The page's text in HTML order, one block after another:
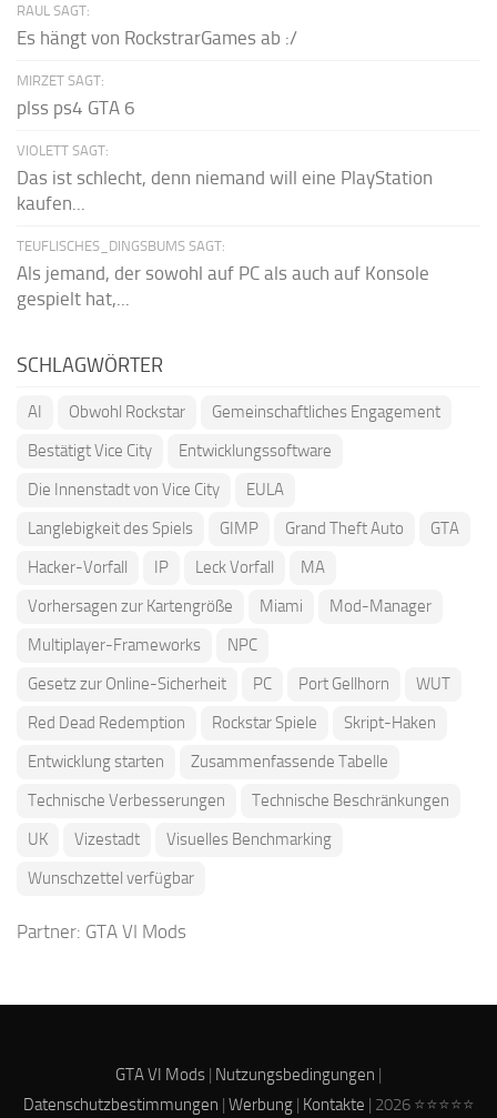
RAUL SAGT:
Es hängt von RockstrarGames ab :/
MIRZET SAGT:
plss ps4 GTA 6
VIOLETT SAGT:
Das ist schlecht, denn niemand will eine PlayStation
kaufen...
TEUFLISCHES_DINGSBUMS SAGT:
Als jemand, der sowohl auf PC als auch auf Konsole
gespielt hat,...
SCHLAGWÖRTER
AI Obwohl Rockstar
Gemeinschaftliches Engagement
Bestätigt Vice City
Entwicklungssoftware
Die Innenstadt von Vice City
EULA
Langlebigkeit des Spiels
GIMP Grand Theft Auto
GTA
Hacker-Vorfall
IP Leck Vorfall
MA
Vorhersagen zur Kartengröße
Miami
Mod-Manager
Multiplayer-Frameworks
NPC
Gesetz zur Online-Sicherheit
PC Port Gellhorn
WUT
Red Dead Redemption
Rockstar Spiele
Skript-Haken
Entwicklung starten
Zusammenfassende Tabelle
Technische Verbesserungen
Technische Beschränkungen
UK
Vizestadt
Visuelles Benchmarking
Wunschzettel verfügbar
Partner: GTA VI Mods
GTA VI Mods | Nutzungsbedingungen |
Datenschutzbestimmungen | Werbung| Kontakte | 2026 ⭐⭐⭐⭐⭐